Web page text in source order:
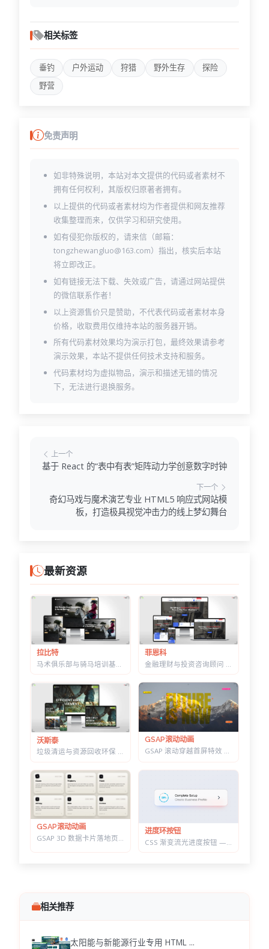
service.html
相关标签
垂钓 户外运动 狩猎 野外生存
探险
野营
免责声明
如非特殊说明，本站对本文提供的代码或者素材不
拥有任何权利，其版权归原著者拥有。
以上提供的代码或者素材均为作者提供和网友推荐
收集整理而来，仅供学习和研究使用。
如有侵犯你版权的，请来信（邮箱：
tongzhewangluo@163.com）指出，核实后本站
将立即改正。
如有链接无法下载、失效或广告，请通过网站提供
的微信联系作者！
以上资源售价只是赞助，不代表代码或者素材本身
价格，收取费用仅维持本站的服务器开销。
所有代码素材效果均为演示打包，最终效果请参考
演示效果，本站不提供任何技术支持和服务。
代码素材均为虚拟物品，演示和描述无错的情况
下，无法进行退换服务。
上一个
基于 React 的“表中有表”矩阵动力学创意数字时钟
下一个
奇幻马戏与魔术演艺专业 HTML5 响应式网站模
板，打造极具视觉冲击力的线上梦幻舞台
最新资源
拉比特
菲恩科
沃斯泰
垃圾清运与资源回收环保 HTML 建站模板 | 再生利用/安全处置/环卫服务商官网
GSAP滚动动画
GSAP滚动动画
进度环按钮
相关推荐
太阳能与新能源行业专用 HTML ...